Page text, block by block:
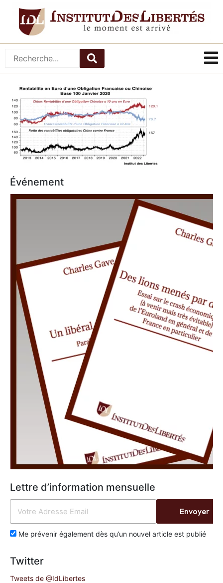
Événement
Lettre d’information mensuelle
Me prévenir également dès qu’un nouvel article est publié
Envoyer
Twitter
Tweets de @IdLibertes